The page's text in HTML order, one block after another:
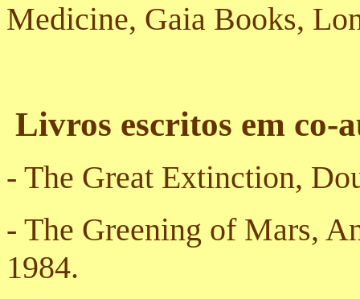
Medicine, Gaia Books,
Livros escritos em
- The Great Extinction,
- The Greening of Mars,
1984.